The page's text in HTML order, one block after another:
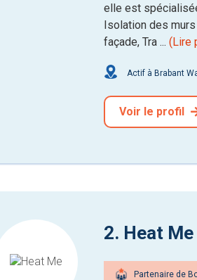
elle est
Isolation des
façade, Tra ...(Lire
Actif à Brabant
Voir le profil
2. Heat Me
Partenaire de